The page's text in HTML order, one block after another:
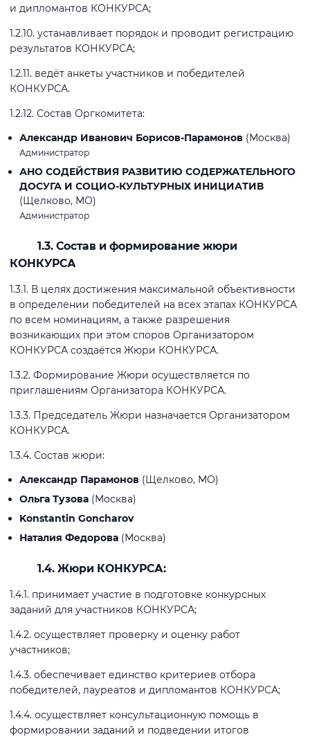
и дипломантов КОНКУРСА;
1.2.10. устанавливает порядок и проводит регистрацию
результатов КОНКУРСА;
1.2.11. ведёт анкеты участников и победителей
КОНКУРСА.
1.2.12. Состав Оргкомитета:
Александр Иванович Борисов-Парамонов (Москва)
Администратор
АНО СОДЕЙСТВИЯ РАЗВИТИЮ СОДЕРЖАТЕЛЬНОГО
ДОСУГА И СОЦИО-КУЛЬТУРНЫХ ИНИЦИАТИВ
(Щелково, МО)
Администратор
1.3. Состав и формирование жюри
КОНКУРСА
1.3.1. В целях достижения максимальной объективности
в определении победителей на всех этапах КОНКУРСА
по всем номинациям, а также разрешения
возникающих при этом споров Организатором
КОНКУРСА создаётся Жюри КОНКУРСА.
1.3.2. Формирование Жюри осуществляется по
приглашениям Организатора КОНКУРСА.
1.3.3. Председатель Жюри назначается Организатором
КОНКУРСА.
1.3.4. Состав жюри:
Александр Парамонов (Щелково, МО)
Ольга Тузова (Москва)
Konstantin Goncharov
Наталия Федорова (Москва)
1.4. Жюри КОНКУРСА:
1.4.1. принимает участие в подготовке конкурсных
заданий для участников КОНКУРСА;
1.4.2. осуществляет проверку и оценку работ
участников;
1.4.3. обеспечивает единство критериев отбора
победителей, лауреатов и дипломантов КОНКУРСА;
1.4.4. осуществляет консультационную помощь в
формировании заданий и подведении итогов